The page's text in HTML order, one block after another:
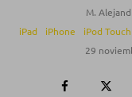
M.
iPad
iPhone iPod Touch
29